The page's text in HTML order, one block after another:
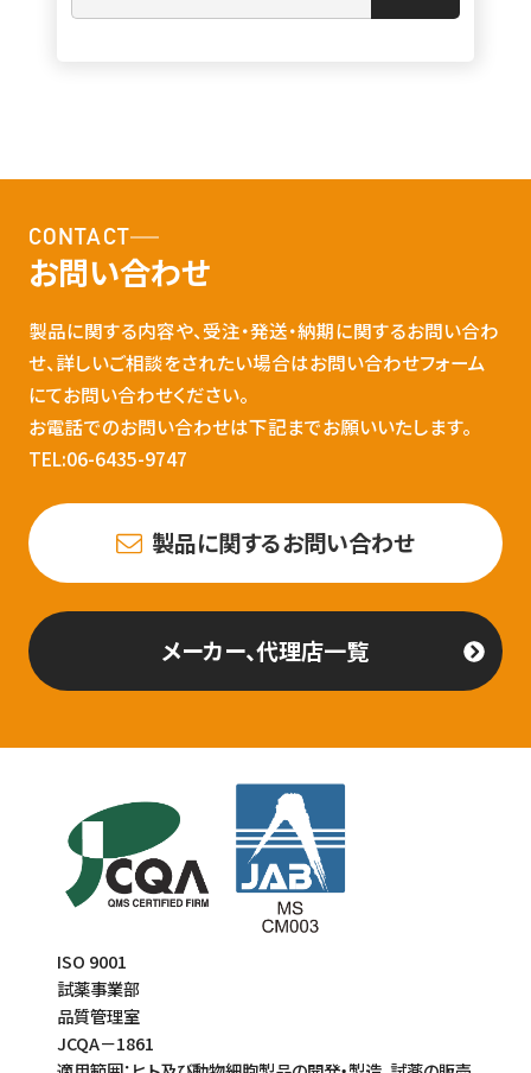
CONTACT
お問い合わせ
製品に関する内容や、受注・発送・納期に関するお問い合わ
せ、詳しいご相談をされたい場合はお問い合わせフォーム
にてお問い合わせください。
お電話でのお問い合わせは下記までお願いいたします。
TEL:06-6435-9747
製品に関するお問い合わせ
メーカー、代理店一覧
ISO 9001
試薬事業部
品質管理室
JCQA－1861